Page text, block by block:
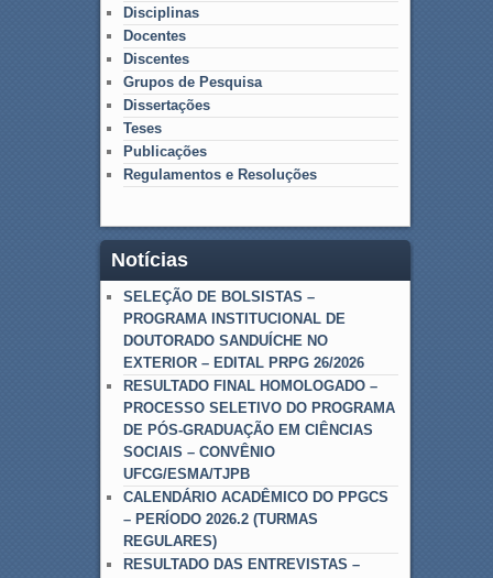
Disciplinas
Docentes
Discentes
Grupos de Pesquisa
Dissertações
Teses
Publicações
Regulamentos e Resoluções
Notícias
SELEÇÃO DE BOLSISTAS –
PROGRAMA INSTITUCIONAL DE
DOUTORADO SANDUÍCHE NO
EXTERIOR – EDITAL PRPG 26/2026
RESULTADO FINAL HOMOLOGADO –
PROCESSO SELETIVO DO PROGRAMA
DE PÓS-GRADUAÇÃO EM CIÊNCIAS
SOCIAIS – CONVÊNIO
UFCG/ESMA/TJPB
CALENDÁRIO ACADÊMICO DO PPGCS
– PERÍODO 2026.2 (TURMAS
REGULARES)
RESULTADO DAS ENTREVISTAS –